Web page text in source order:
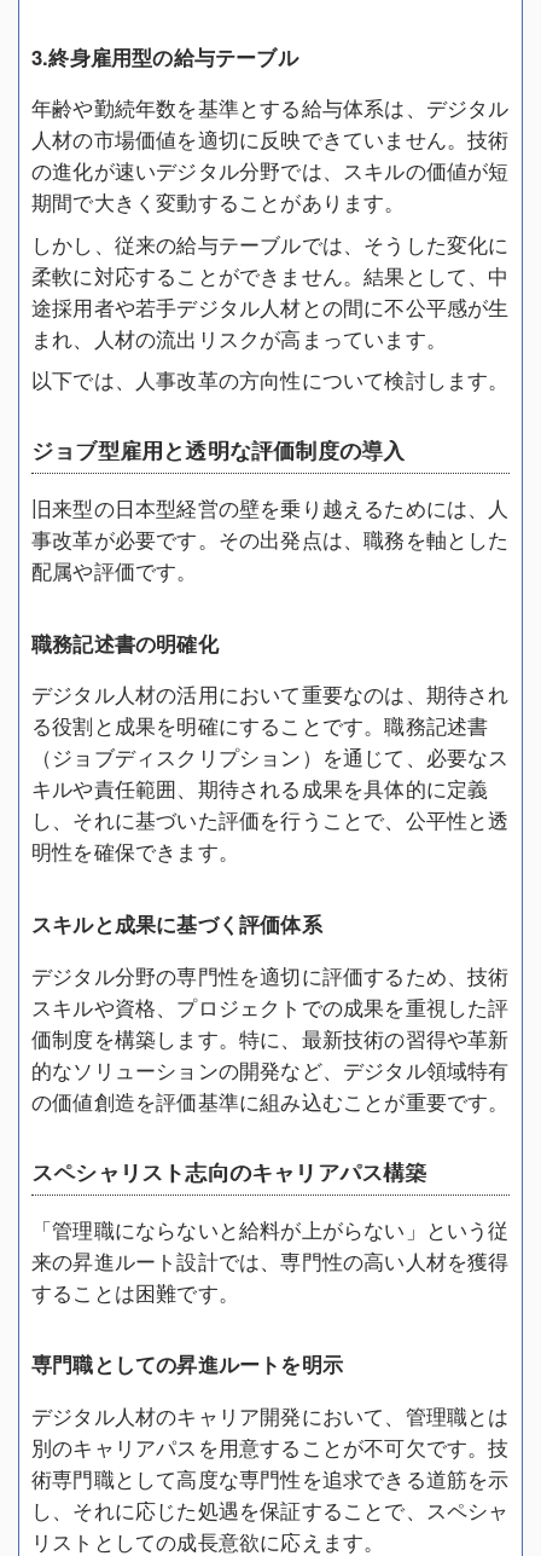
3.終身雇用型の給与テーブル
年齢や勤続年数を基準とする給与体系は、デジタル
人材の市場価値を適切に反映できていません。技術
の進化が速いデジタル分野では、スキルの価値が短
期間で大きく変動することがあります。
しかし、従来の給与テーブルでは、そうした変化に
柔軟に対応することができません。結果として、中
途採用者や若手デジタル人材との間に不公平感が生
まれ、人材の流出リスクが高まっています。
以下では、人事改革の方向性について検討します。
ジョブ型雇用と透明な評価制度の導入
旧来型の日本型経営の壁を乗り越えるためには、人
事改革が必要です。その出発点は、職務を軸とした
配属や評価です。
職務記述書の明確化
デジタル人材の活用において重要なのは、期待され
る役割と成果を明確にすることです。職務記述書
（ジョブディスクリプション）を通じて、必要なス
キルや責任範囲、期待される成果を具体的に定義
し、それに基づいた評価を行うことで、公平性と透
明性を確保できます。
スキルと成果に基づく評価体系
デジタル分野の専門性を適切に評価するため、技術
スキルや資格、プロジェクトでの成果を重視した評
価制度を構築します。特に、最新技術の習得や革新
的なソリューションの開発など、デジタル領域特有
の価値創造を評価基準に組み込むことが重要です。
スペシャリスト志向のキャリアパス構築
「管理職にならないと給料が上がらない」という従
来の昇進ルート設計では、専門性の高い人材を獲得
することは困難です。
専門職としての昇進ルートを明示
デジタル人材のキャリア開発において、管理職とは
別のキャリアパスを用意することが不可欠です。技
術専門職として高度な専門性を追求できる道筋を示
し、それに応じた処遇を保証することで、スペシャ
リストとしての成長意欲に応えます。